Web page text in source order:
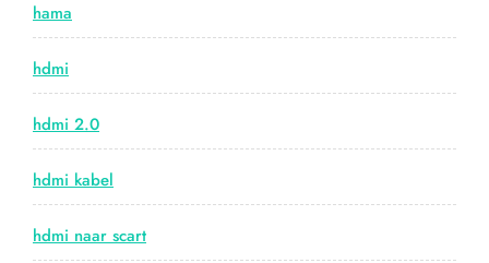
hama
hdmi
hdmi 2.0
hdmi kabel
hdmi naar scart